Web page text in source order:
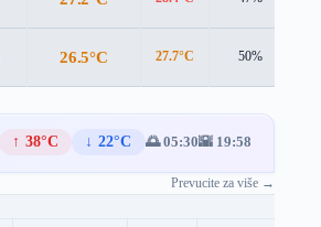
26.5°C 27.7°C 50%
↑ 38°C ↓ 22°C 🌅 05:30🌇 19:58
Prevucite za više →